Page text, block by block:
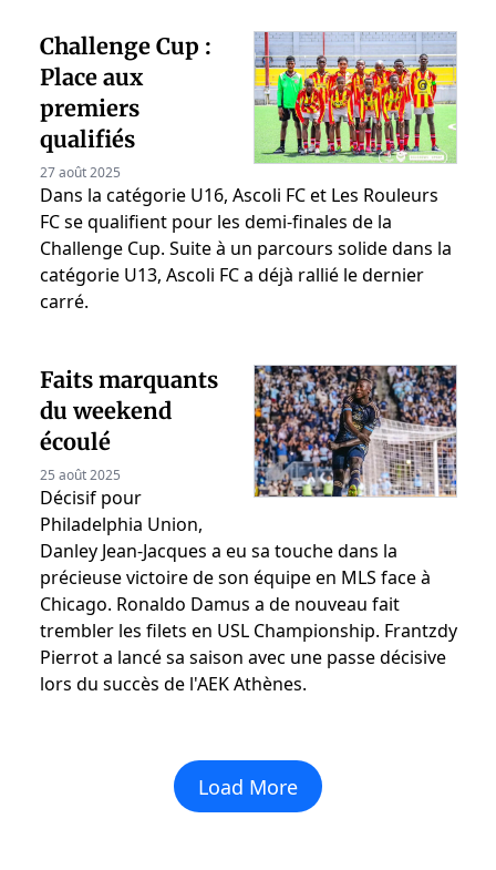
Challenge Cup :
Place aux
premiers
qualifiés
27 août 2025
Dans la catégorie U16, Ascoli FC et Les Rouleurs
FC se qualifient pour les demi-finales de la
Challenge Cup. Suite à un parcours solide dans la
catégorie U13, Ascoli FC a déjà rallié le dernier
carré.
Faits marquants
du weekend
écoulé
25 août 2025
Décisif pour
Philadelphia Union,
Danley Jean-Jacques a eu sa touche dans la
précieuse victoire de son équipe en MLS face à
Chicago. Ronaldo Damus a de nouveau fait
trembler les filets en USL Championship. Frantzdy
Pierrot a lancé sa saison avec une passe décisive
lors du succès de l'AEK Athènes.
Load More